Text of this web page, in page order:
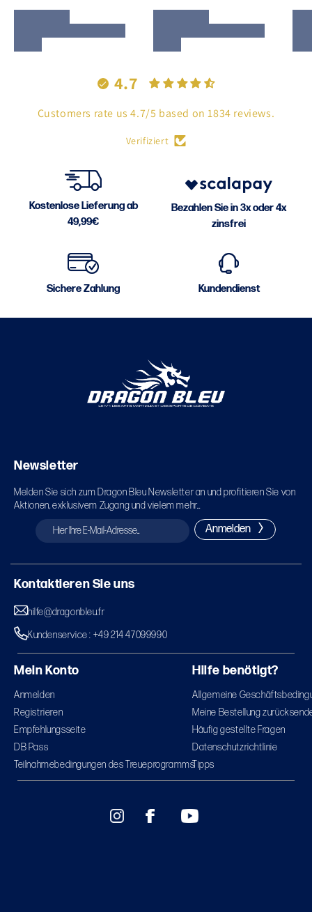
4.7
Customers rate us 4.7/5 based on 1834 reviews.
Verifiziert
Kostenlose Lieferung ab
49,99€
Bezahlen Sie in 3x oder 4x
zinsfrei
Sichere Zahlung Kundendienst
Newsletter
Melden Sie sich zum Dragon Bleu Newsletter an und profitieren Sie von
Aktionen, exklusivem Zugang und vielem mehr...
Anmelden
Kontaktieren Sie uns
hilfe@dragonbleu.fr
Kundenservice : +49 214 47099990
Mein Konto
Anmelden
Registrieren
Empfehlungsseite
DB Pass
Teilnahmebedingungen des Treueprogramms
Hilfe benötigt?
Allgemeine
Meine Bestellung
Häufig gestellte Fragen
Datenschutzrichtlinie
Tipps